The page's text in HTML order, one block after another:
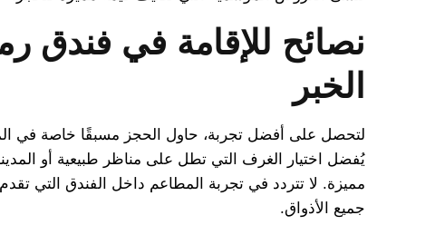
نصائح للإقامة في فندق
الخبر
لتحصل على أفضل تجربة، حاول الحجز مسبقًا خاصة في
يُفضل اختيار الغرف التي تطل على مناظر طبيعية أو المدينة
مميزة. لا تتردد في تجربة المطاعم داخل الفندق التي تقدم
جميع الأذواق.